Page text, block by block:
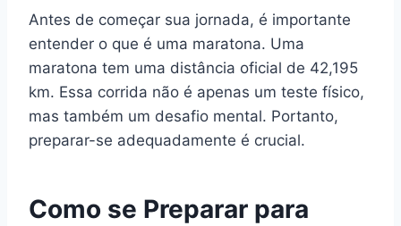
Antes de começar sua jornada, é importante
entender o que é uma maratona. Uma
maratona tem uma distância oficial de 42,195
km. Essa corrida não é apenas um teste físico,
mas também um desafio mental. Portanto,
preparar-se adequadamente é crucial.
Como se Preparar para